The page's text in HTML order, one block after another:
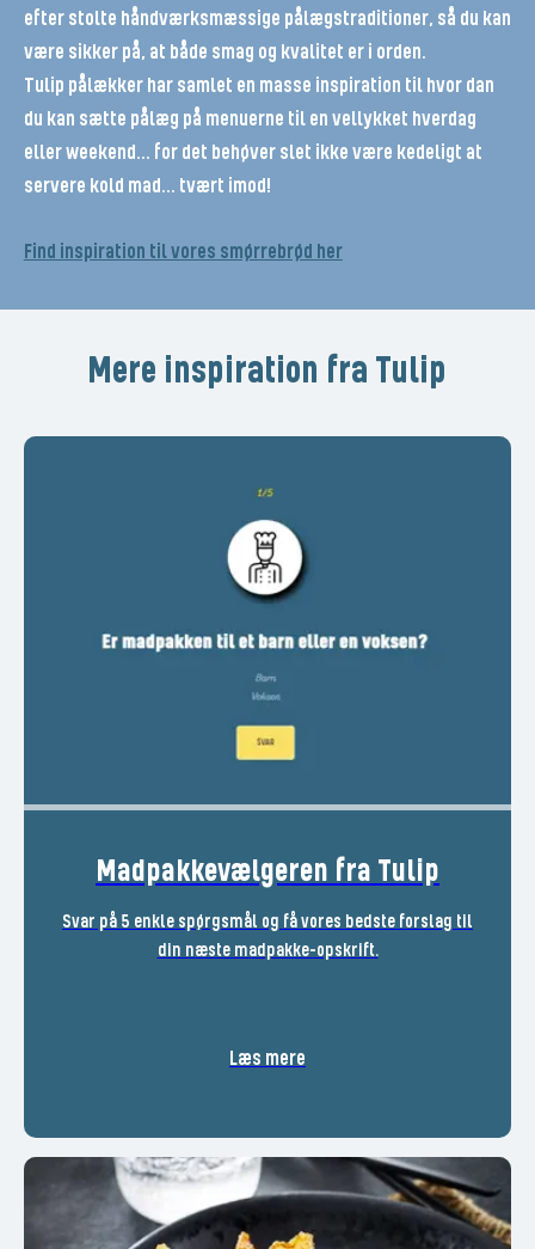
efter stolte håndværksmæssige pålægstraditioner, så du kan
være sikker på, at både smag og kvalitet er i orden.
Tulip pålækker har samlet en masse inspiration til hvor dan
du kan sætte pålæg på menuerne til en vellykket hverdag
eller weekend... for det behøver slet ikke være kedeligt at
servere kold mad... tvært imod!
Find inspiration til vores smørrebrød her
Mere inspiration fra Tulip
Madpakkevælgeren fra Tulip
Svar på 5 enkle spørgsmål og få vores bedste forslag til
din næste madpakke-opskrift.
Læs mere